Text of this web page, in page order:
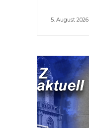
5. August 2026